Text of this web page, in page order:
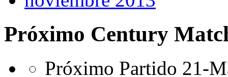
Próximo Century
Próximo Partido 21-